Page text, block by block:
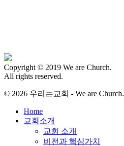
Copyright © 2019 We are Church.
All rights reserved.
© 2026 우리는교회 - We are Church.
Close
Menu
Home
교회소개
교회 소개
비전과 핵심가치